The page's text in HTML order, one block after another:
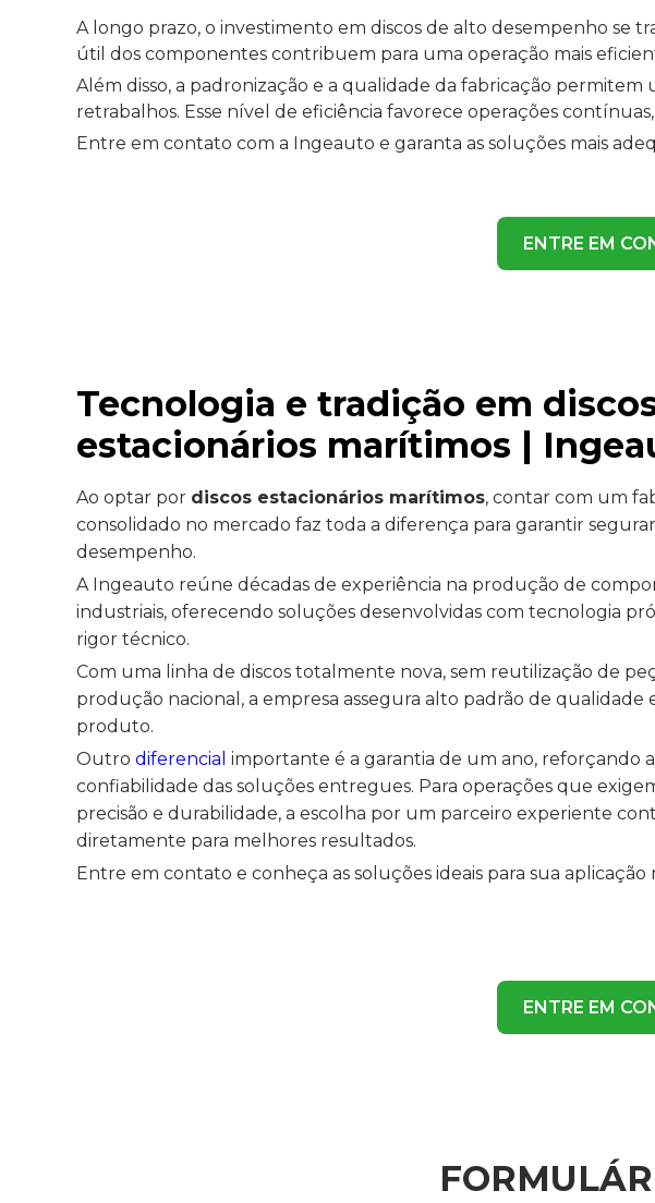
A longo prazo, o investimento em discos de alto desempenho se
útil dos componentes contribuem para uma operação mais
Além disso, a padronização e a qualidade da fabricação
retrabalhos. Esse nível de eficiência favorece operações
Entre em contato com a Ingeauto e garanta as soluções mais
ENTRE EM
Tecnologia e tradição em
estacionários marítimos |
Ao optar por discos estacionários marítimos, contar com um
consolidado no mercado faz toda a diferença para garantir
desempenho.
A Ingeauto reúne décadas de experiência na produção de
industriais, oferecendo soluções desenvolvidas com tecnologia
rigor técnico.
Com uma linha de discos totalmente nova, sem reutilização de
produção nacional, a empresa assegura alto padrão de qualidade
produto.
Outro diferencial importante é a garantia de um ano, reforçando a
confiabilidade das soluções entregues. Para operações que
precisão e durabilidade, a escolha por um parceiro experiente
diretamente para melhores resultados.
Entre em contato e conheça as soluções ideais para sua aplicação
ENTRE EM